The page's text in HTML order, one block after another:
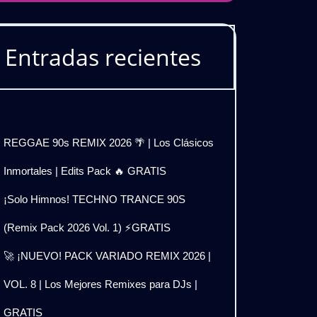
Entradas recientes
REGGAE 90s REMIX 2026 🌴 | Los Clásicos
Inmortales | Edits Pack 🔥 GRATIS
¡Solo Himnos! TECHNO TRANCE 90S
(Remix Pack 2026 Vol. 1) ⚡GRATIS
🚀 ¡NUEVO! PACK VARIADO REMIX 2026 |
VOL. 8 | Los Mejores Remixes para DJs |
GRATIS